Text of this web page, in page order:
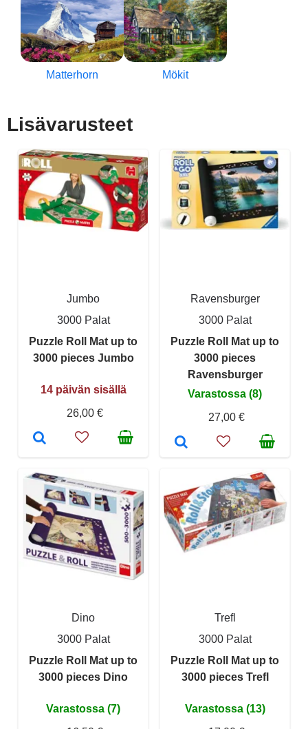
Matterhorn Mökit
Lisävarusteet
Jumbo
3000 Palat
Puzzle Roll Mat up to
3000 pieces Jumbo
14 päivän sisällä
26,00 €
Ravensburger
3000 Palat
Puzzle Roll Mat up to
3000 pieces
Ravensburger
Varastossa (8)
27,00 €
Dino
3000 Palat
Puzzle Roll Mat up to
3000 pieces Dino
Varastossa (7)
Trefl
3000 Palat
Puzzle Roll Mat up to
3000 pieces Trefl
Varastossa (13)